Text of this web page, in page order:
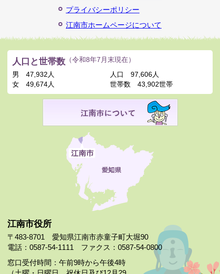
プライバシーポリシー
江南市ホームページについて
江南市役所
〒483-8701 愛知県江南市赤童子町大堀90
電話：0587-54-1111 ファクス：0587-54-0800
窓口受付時間：午前9時から午後4時
人口と世帯数 （令和8年7月末現在）
男
47,932人
女
49,674人
人口
97,606人
世帯数
43,902世帯